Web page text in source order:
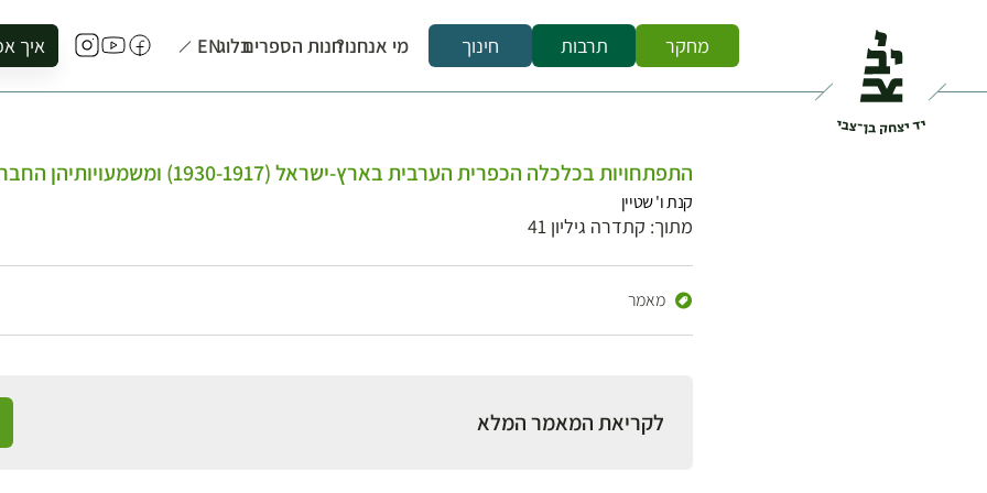
מחקר תרבות חינוך מי אנחנו?חנות הספריםבלוגEN איך
להזמין
התפתחויות בכלכלה הכפרית הערבית בארץ-ישראל (1930-1917) ומשמעויותיהן החברתיות והפו
קנת ו' שטיין
מתוך: קתדרה גיליון 41
מאמר
לקריאת המאמר המלא